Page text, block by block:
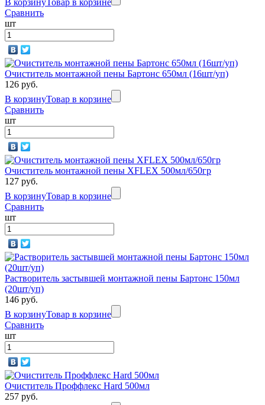
Сравнить
шт
Очиститель монтажной пены Бартонс 650мл (16шт/уп)
126 руб.
В корзинуТовар в корзине
Сравнить
шт
Очиститель монтажной пены XFLEX 500мл/650гр
127 руб.
В корзинуТовар в корзине
Сравнить
шт
Растворитель застывшей монтажной пены Бартонс 150мл
(20шт/уп)
146 руб.
В корзинуТовар в корзине
Сравнить
шт
Очиститель Проффлекс Hard 500мл
257 руб.